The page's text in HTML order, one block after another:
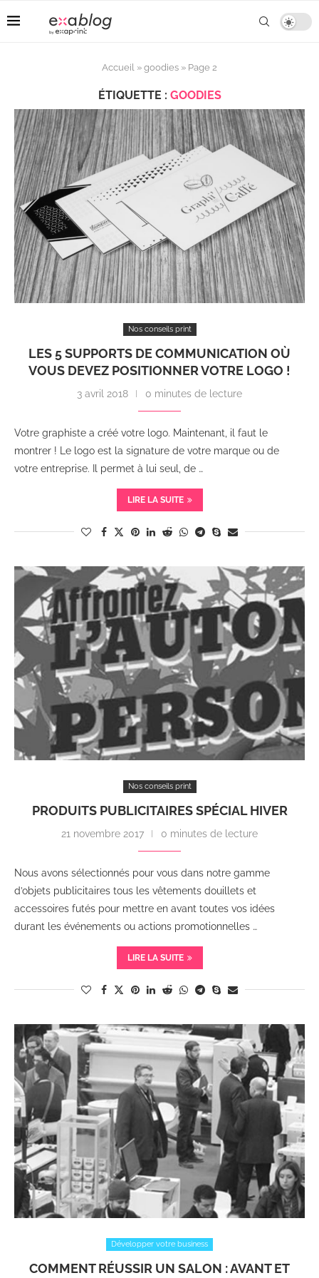
Accueil » goodies » Page 2
ÉTIQUETTE : GOODIES
Nos conseils print
LES 5 SUPPORTS DE COMMUNICATION OÙ
VOUS DEVEZ POSITIONNER VOTRE LOGO !
3 avril 2018 0 minutes de lecture
Votre graphiste a créé votre logo. Maintenant, il faut le
montrer ! Le logo est la signature de votre marque ou de
votre entreprise. Il permet à lui seul, de …
LIRE LA SUITE
Nos conseils print
PRODUITS PUBLICITAIRES SPÉCIAL HIVER
21 novembre 2017 0 minutes de lecture
Nous avons sélectionnés pour vous dans notre gamme
d’objets publicitaires tous les vêtements douillets et
accessoires futés pour mettre en avant toutes vos idées
durant les événements ou actions promotionnelles …
LIRE LA SUITE
Développer votre business
COMMENT RÉUSSIR UN SALON : AVANT ET